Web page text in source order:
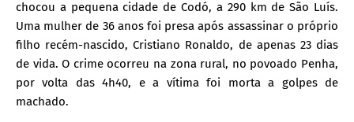
chocou a pequena cidade de Codó, a 290 km de São Luís.
Uma mulher de 36 anos foi presa após assassinar o próprio
filho recém-nascido, Cristiano Ronaldo, de apenas 23 dias
de vida. O crime ocorreu na zona rural, no povoado Penha,
por volta das 4h40, e a vítima foi morta a golpes de
machado.